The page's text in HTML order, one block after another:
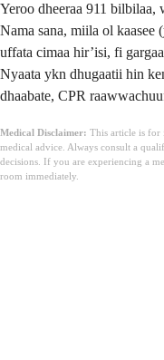
Yeroo dheeraa 911 bilbilaa,
Nama sana, miila ol kaasee
uffata cimaa hir’isi, fi
Nyaata ykn dhugaatii hin
dhaabate, CPR
Medical Disclaimer: This article is for
medical advice. Always consult a
decisions. If you are experiencing a
room immediately.